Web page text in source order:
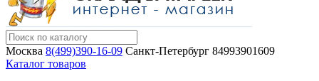
Москва 8(499)390-16-09 Санкт-Петербург 84993901609
Каталог товаров